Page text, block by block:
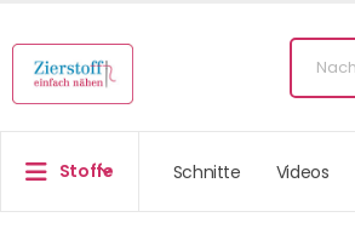
Stoffe Schnitte Videos